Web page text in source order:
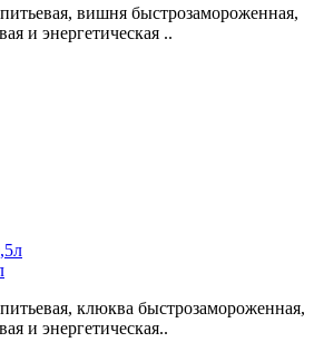
вишня быстрозамороженная,
и энергетическая ..
клюква быстрозамороженная,
и энергетическая..